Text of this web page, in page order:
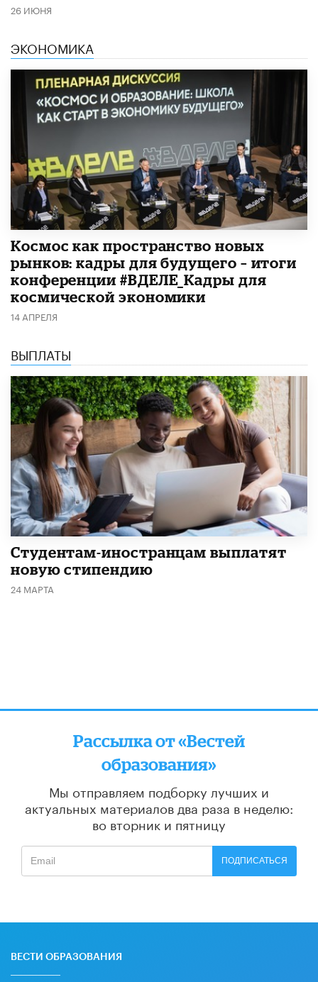
26 ИЮНЯ
ЭКОНОМИКА
Космос как пространство новых
рынков: кадры для будущего – итоги
конференции #ВДЕЛЕ_Кадры для
космической экономики
14 АПРЕЛЯ
ВЫПЛАТЫ
Студентам-иностранцам выплатят
новую стипендию
24 МАРТА
Рассылка от «Вестей
образования»
Мы отправляем подборку лучших и
актуальных материалов два раза в неделю:
во вторник и пятницу
ПОДПИСАТЬСЯ
ВЕСТИ ОБРАЗОВАНИЯ